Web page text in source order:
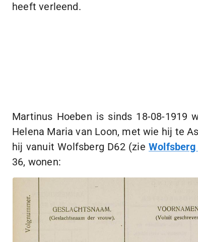
heeft verleend.
Martinus Hoeben is sinds 18-08-1919
Helena Maria van Loon, met wie hij te
hij vanuit Wolfsberg D62 (zieWolfsberg
36, wonen: